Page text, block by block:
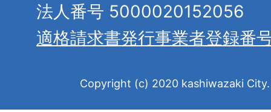
法人番号 5000020152056
適格請求書発行事業者登録番
Copyright (c) 2020 kashiwazaki